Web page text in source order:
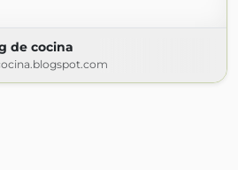
de cocina